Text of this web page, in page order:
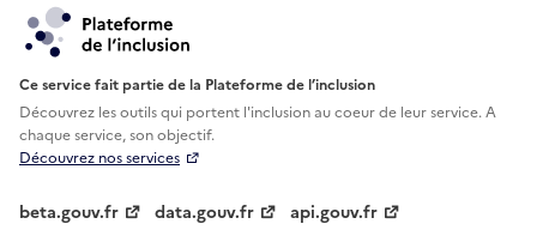
Ce service fait partie de la Plateforme de l’inclusion
Découvrez les outils qui portent l'inclusion aucoeur de leur service. A
chaque service, son objectif.
Découvrez nos services
beta.gouv.fr data.gouv.fr api.gouv.fr